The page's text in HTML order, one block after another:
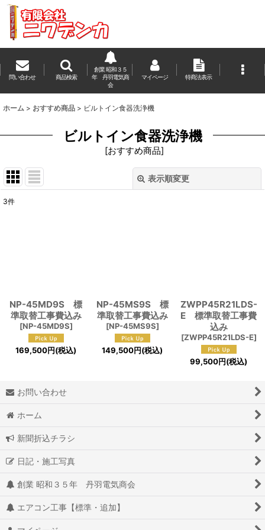
問い合わせ 商品検索
創業 昭和３５
年 丹羽電気商
会
マイページ 特商法表示
ホーム > おすすめ商品 > ビルトイン食器洗浄機
ビルトイン食器洗浄機
[おすすめ商品]
表示順変更
3件
NP-45MD9S 標
準取替工事費込み
[NP-45MD9S]
169,500円(税込)
NP-45MS9S 標
準取替工事費込み
[NP-45MS9S]
149,500円(税込)
ZWPP45R21LDS-
E 標準取替工事費
込み
[ZWPP45R21LDS-E]
99,500円(税込)
お問い合わせ
ホーム
新聞折込チラシ
日記・施工写真
創業 昭和３５年 丹羽電気商会
エアコン工事【標準・追加】